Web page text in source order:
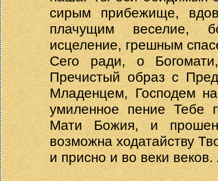
сирым прибежище,
плачущим веселие,
исцеление, грешным
Сего ради, о
Пречистый образ с
Младенцем, Господем
умиленное пение Тебе
Мати Божия, и
возможна ходатайству
и присно и во веки